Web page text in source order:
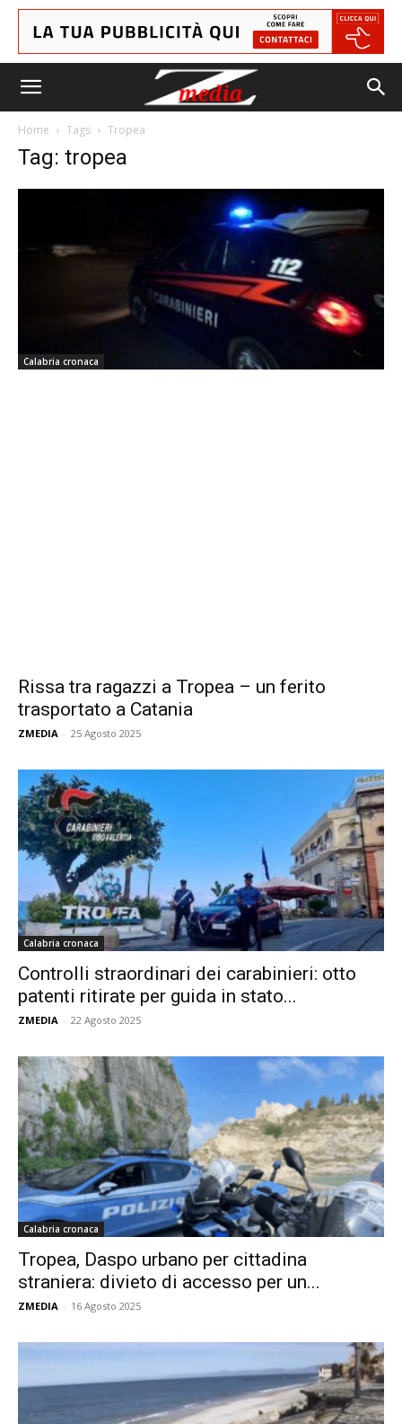
Home Tags Tropea
Tag: tropea
Calabria cronaca
Rissa tra ragazzi a Tropea – un ferito
trasportato a Catania
ZMEDIA - 25 Agosto 2025
Calabria cronaca
Controlli straordinari dei carabinieri: otto
patenti ritirate per guida in stato...
ZMEDIA - 22 Agosto 2025
Calabria cronaca
Tropea, Daspo urbano per cittadina
straniera: divieto di accesso per un...
ZMEDIA - 16 Agosto 2025